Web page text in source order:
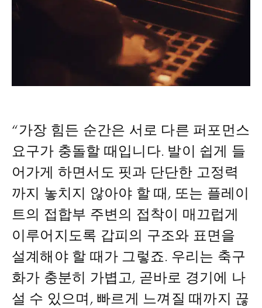
“가장 힘든 순간은 서로 다른 퍼포먼스
요구가 충돌할 때입니다. 발이 쉽게 들
어가게 하면서도 핏과 단단한 고정력
까지 놓치지 않아야 할 때, 또는 플레이
트의 접합부 주변의 접착이 매끄럽게
이루어지도록 갑피의 구조와 표면을
설계해야 할 때가 그렇죠. 우리는 축구
화가 충분히 가볍고, 곧바로 경기에 나
설 수 있으며, 빠르게 느껴질 때까지 끊